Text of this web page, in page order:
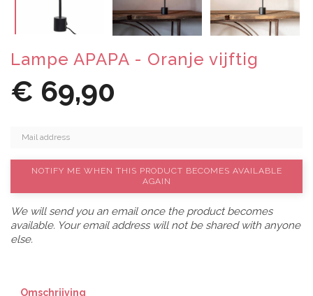
Lampe APAPA - Oranje vijftig
€ 69,90
NOTIFY ME WHEN THIS PRODUCT BECOMES AVAILABLE
AGAIN
We will send you an email once the product becomes
available. Your email address will not be shared with anyone
else.
Omschrijving